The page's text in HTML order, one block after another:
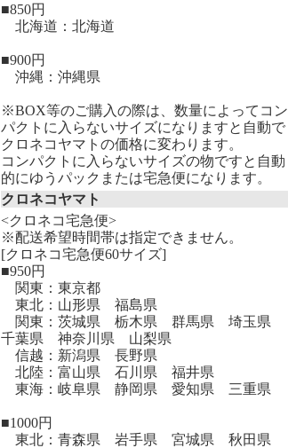
■850円
北海道：北海道
■900円
沖縄：沖縄県
※BOX等のご購入の際は、数量によってコン
パクトに入らないサイズになりますと自動で
クロネコヤマトの価格に変わります。
コンパクトに入らないサイズの物ですと自動
的にゆうパックまたは宅急便になります。
クロネコヤマト
<クロネコ宅急便>
※配送希望時間帯は指定できません。
[クロネコ宅急便60サイズ]
■950円
関東：東京都
東北：山形県 福島県
関東：茨城県 栃木県 群馬県 埼玉県
千葉県 神奈川県 山梨県
信越：新潟県 長野県
北陸：富山県 石川県 福井県
東海：岐阜県 静岡県 愛知県 三重県
■1000円
東北：青森県 岩手県 宮城県 秋田県